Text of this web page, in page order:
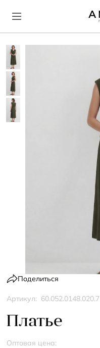
Поделиться
Артикул: 60.052.0148.020.7
Платье
Оптовая цена: